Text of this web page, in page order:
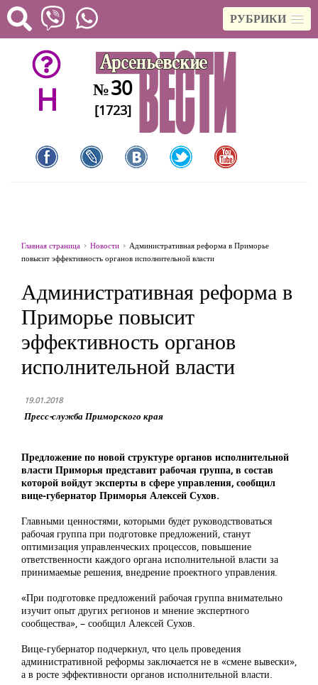
РУБРИКИ
H №30
[1723]
Главная страница Новости
Административная реформа в Приморье
повысит эффективность органов исполнительной власти
Административная реформа в
Приморье повысит
эффективность органов
исполнительной власти
19.01.2018
Пресс-служба Приморского края
Предложение по новой структуре органов исполнительной
власти Приморья представит рабочая группа, в состав
которой войдут эксперты в сфере управления, сообщил
вице-губернатор Приморья Алексей Сухов.
Главными ценностями, которыми будет руководствоваться
рабочая группа при подготовке предложений, станут
оптимизация управленческих процессов, повышение
ответственности каждого органа исполнительной власти за
принимаемые решения, внедрение проектного управления.
«При подготовке предложений рабочая группа внимательно
изучит опыт других регионов и мнение экспертного
сообщества», – сообщил Алексей Сухов.
Вице-губернатор подчеркнул, что цель проведения
административной реформы заключается не в «смене вывески»,
а в росте эффективности органов исполнительной власти.